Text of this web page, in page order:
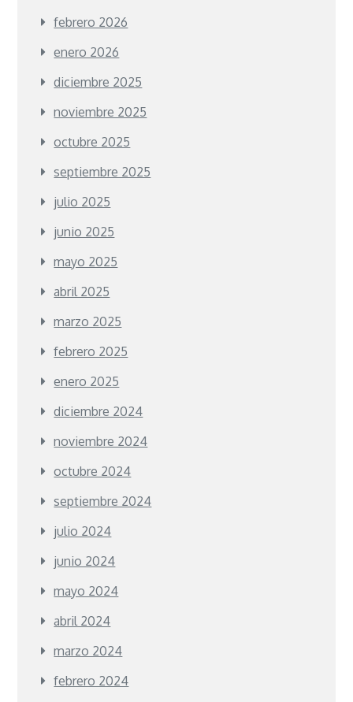
febrero 2026
enero 2026
diciembre 2025
noviembre 2025
octubre 2025
septiembre 2025
julio 2025
junio 2025
mayo 2025
abril 2025
marzo 2025
febrero 2025
enero 2025
diciembre 2024
noviembre 2024
octubre 2024
septiembre 2024
julio 2024
junio 2024
mayo 2024
abril 2024
marzo 2024
febrero 2024